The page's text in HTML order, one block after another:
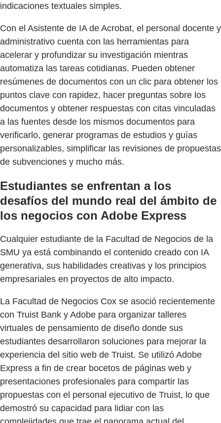
indicaciones textuales simples.
Con el Asistente de IA de Acrobat, el personal docente y
administrativo cuenta con las herramientas para
acelerar y profundizar su investigación mientras
automatiza las tareas cotidianas. Pueden obtener
resúmenes de documentos con un clic para obtener los
puntos clave con rapidez, hacer preguntas sobre los
documentos y obtener respuestas con citas vinculadas
a las fuentes desde los mismos documentos para
verificarlo, generar programas de estudios y guías
personalizables, simplificar las revisiones de propuestas
de subvenciones y mucho más.
Estudiantes se enfrentan a los
desafíos del mundo real del ámbito de
los negocios con Adobe Express
Cualquier estudiante de la Facultad de Negocios de la
SMU ya está combinando el contenido creado con IA
generativa, sus habilidades creativas y los principios
empresariales en proyectos de alto impacto.
La Facultad de Negocios Cox se asoció recientemente
con Truist Bank y Adobe para organizar talleres
virtuales de pensamiento de diseño donde sus
estudiantes desarrollaron soluciones para mejorar la
experiencia del sitio web de Truist. Se utilizó Adobe
Express a fin de crear bocetos de páginas web y
presentaciones profesionales para compartir las
propuestas con el personal ejecutivo de Truist, lo que
demostró su capacidad para lidiar con las